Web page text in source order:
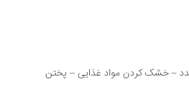
– خشک کردن مواد غذایی – پختن